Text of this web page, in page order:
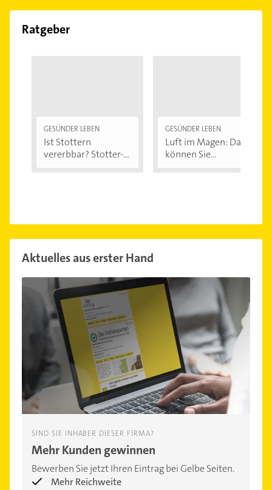
Ratgeber
GESÜNDER LEBEN
Ist Stottern
vererbbar? Stotter-
GESÜNDER LEBEN
Luft im Magen: Das
können Sie...
Aktuelles aus erster Hand
SIND SIE INHABER DIESER FIRMA?
Mehr Kunden gewinnen
Bewerben Sie jetzt Ihren Eintrag bei Gelbe Seiten.
Mehr Reichweite